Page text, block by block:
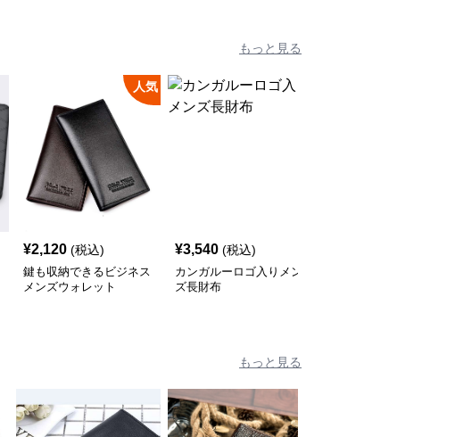
もっと見る
人気
¥2,120 (税込)
鍵も収納できるビジネス
メンズウォレット
¥3,540 (税込)
カンガルーロゴ入りメン
ズ長財布
もっと見る